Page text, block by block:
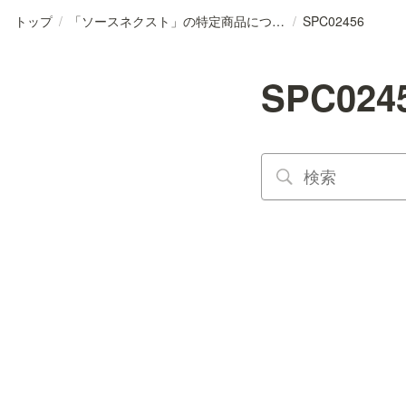
トップ / 「ソースネクスト」の特定商品について / SPC02456